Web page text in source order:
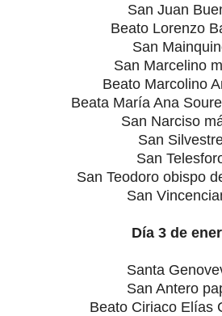
San Juan
Beato Lorenzo
San
San Marcelino
Beato Marcolino
Beata María Ana
San Narciso
San
San
San Teodoro obispo
San
Día 3 de
Santa
San Antero
Beato Ciriaco Elías